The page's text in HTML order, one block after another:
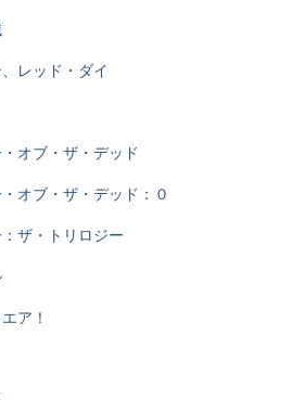
レッド・ダイ
オブ・ザ・デッド
オブ・ザ・デッド：０
ザ・トリロジー
ア！